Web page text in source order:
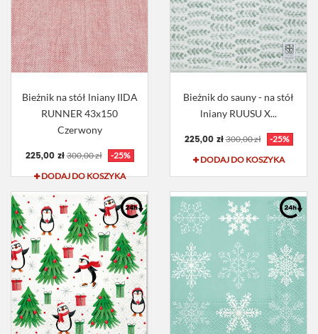
Bieżnik na stół lniany IIDA
RUNNER 43x150
Czerwony
225,00 zł 300,00 zł
-25%
DODAJ DO KOSZYKA
Bieżnik do sauny - na stół
lniany RUUSU X...
225,00 zł 300,00 zł
-25%
DODAJ DO KOSZYKA